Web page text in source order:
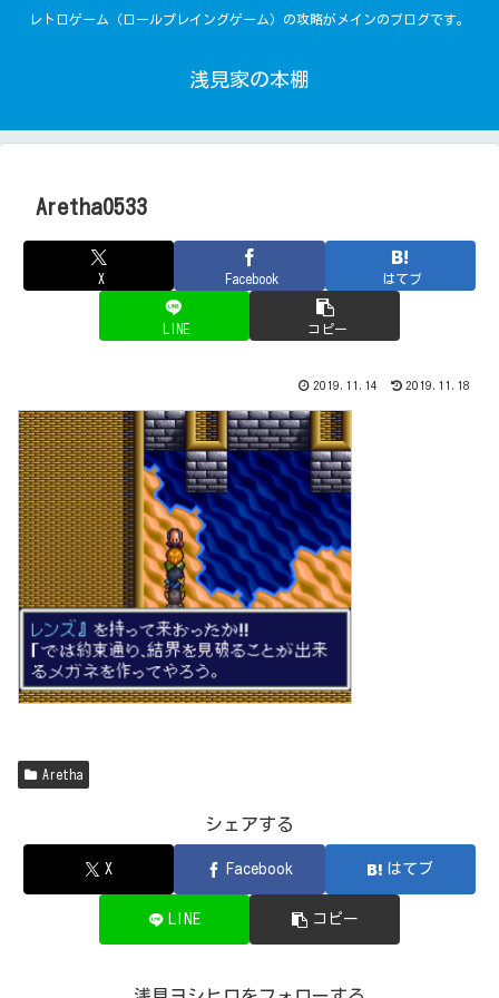
レトロゲーム（ロールプレイングゲーム）の攻略がメインのブログです。
浅見家の本棚
Aretha0533
X Facebook はてブ
LINE コピー
2019.11.14 2019.11.18
Aretha
シェアする
X Facebook はてブ
LINE コピー